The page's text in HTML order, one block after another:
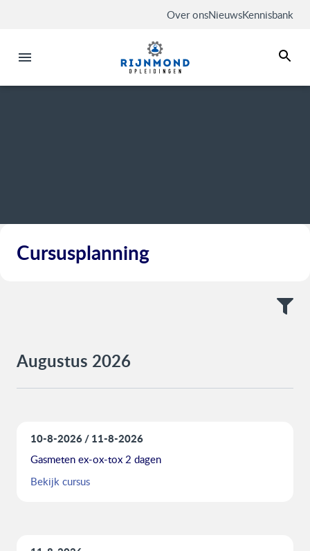
Over onsNieuwsKennisbank
Cursusplanning
Augustus 2026
10-8-2026 11-8-2026
Gasmeten ex-ox-tox 2 dagen
Bekijk cursus